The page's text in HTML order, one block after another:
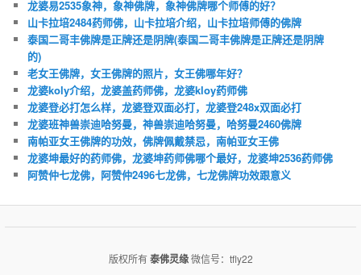
龙婆易2535象神，象神佛牌，象神佛牌哪个师傅的好？
山卡拉培2484药师佛，山卡拉培介绍，山卡拉培师傅的佛牌
泰国二哥丰佛牌是正牌还是阴牌(泰国二哥丰佛牌是正牌还是阴牌
的)
老女王佛牌，女王佛牌的照片，女王佛哪年好？
龙婆koly介绍，龙婆盖药师佛，龙婆kloy药师佛
龙婆登必打怎么样，龙婆登双面必打，龙婆登248x双面必打
龙婆班神兽崇迪哈努曼，神兽崇迪哈努曼，哈努曼2460佛牌
南帕亚女王佛牌的功效，佛牌佩戴禁忌，南帕亚女王佛
龙婆坤最好的药师佛，龙婆坤药师佛哪个最好，龙婆坤2536药师佛
阿赞仲七龙佛，阿赞仲2496七龙佛，七龙佛牌功效跟意义
版权所有泰佛灵缘微信号：tfly22